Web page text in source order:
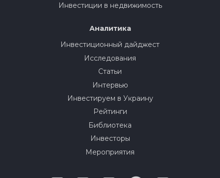
Инвестиции в недвижимость
Аналитика
Инвестиционный дайджест
Исследования
Статьи
Интервью
Инвестируем в Украину
Рейтинги
Библиотека
Инвесторы
Мероприятия